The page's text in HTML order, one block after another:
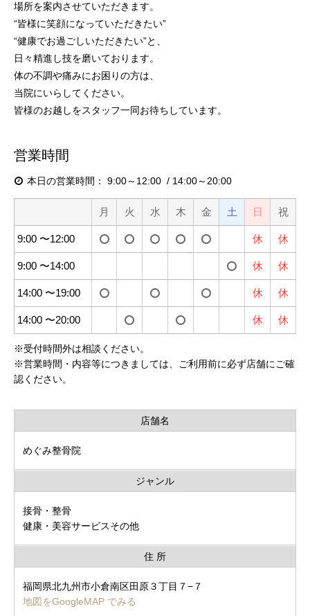
場所を案内させていただきます。
“皆様に笑顔になっていただきたい”
“健康でお過ごしいただきたい”と、
日々精進し技を磨いております。
体の不調や痛みにお困りの方は、
当院にいらしてください。
皆様のお越しをスタッフ一同お待ちしています。
営業時間
本日の営業時間： 9:00～12:00 14:00～20:00
月 火 水 木 金 土 日 祝
9:00 〜12:00 休 休
9:00 〜14:00 休 休
14:00 〜19:00 休 休
14:00 〜20:00 休 休
※受付時間外は相談ください。
※営業時間・内容等につきましては、ご利用前に必ず店舗にご確
認ください。
店舗名
めぐみ整骨院
ジャンル
接骨・整骨
健康・美容サービスその他
住 所
福岡県北九州市小倉南区田原３丁目７−７
地図をGoogleMAP でみる